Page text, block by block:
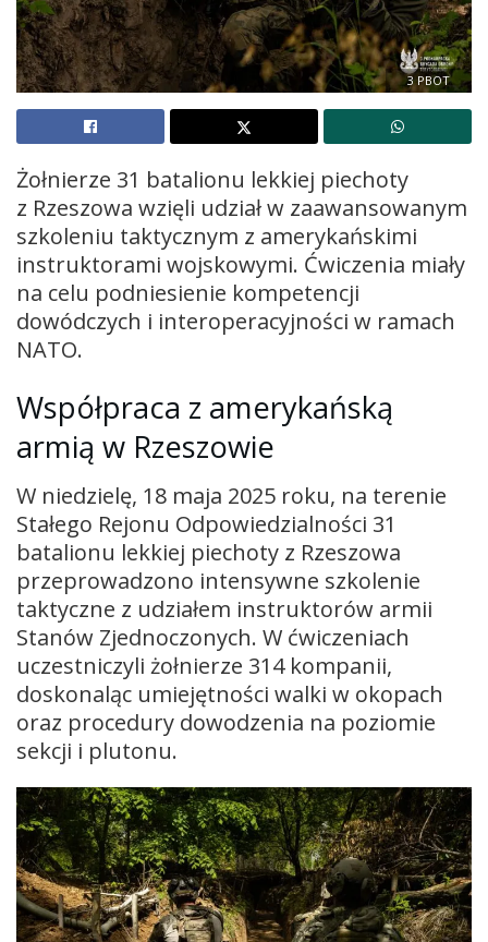
3 PBOT
Żołnierze 31 batalionu lekkiej piechoty
z Rzeszowa wzięli udział w zaawansowanym
szkoleniu taktycznym z amerykańskimi
instruktorami wojskowymi. Ćwiczenia miały
na celu podniesienie kompetencji
dowódczych i interoperacyjności w ramach
NATO.
Współpraca z amerykańską
armią w Rzeszowie
W niedzielę, 18 maja 2025 roku, na terenie
Stałego Rejonu Odpowiedzialności 31
batalionu lekkiej piechoty z Rzeszowa
przeprowadzono intensywne szkolenie
taktyczne z udziałem instruktorów armii
Stanów Zjednoczonych. W ćwiczeniach
uczestniczyli żołnierze 314 kompanii,
doskonaląc umiejętności walki w okopach
oraz procedury dowodzenia na poziomie
sekcji i plutonu.